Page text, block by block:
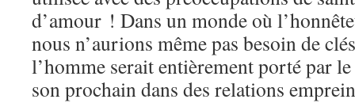
d’amour ! Dans un monde où
nous n’aurions même pas besoin de
l’homme serait entièrement porté par
son prochain dans des relations